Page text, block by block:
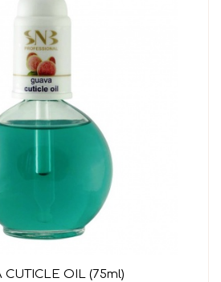
CUTICLE OIL (75ml)